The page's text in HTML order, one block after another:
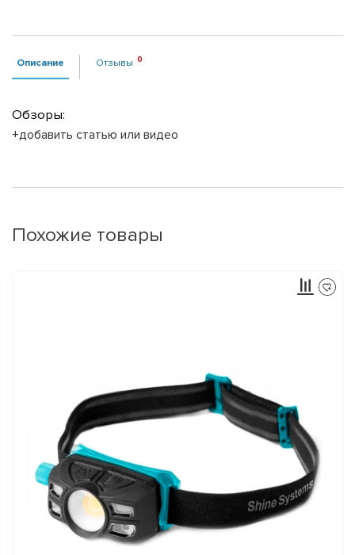
Описание Отзывы
Обзоры:
+добавить статью или видео
Похожие товары